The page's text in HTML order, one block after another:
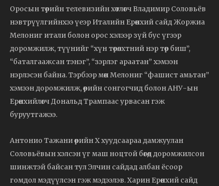
Оросын төрийн телевизийн хөтлөгч Владимир Соловьёв
нэвтрүүлгийнхээ үеэр Италийн Ерөнхий сайд Жоржиа
Мелониг итали болон орос хэлээр зүй бус үгээр
доромжилж, түүнийг “хүн төрөлхтний нэр төр биш”,
“баталгаажсан тэнэг”, “зэрлэг араатан” хэмээн
нэрлэсэн байна. Тэрбээр мөн Мелониг “фашист амьтан”
хэмээн доромжилж, өөрийн сонгогчид болон АНУ-ын
Ерөнхийлөгч Дональд Трампаас урвасан гэж
буруутгажээ.
Антонио Тажани өөрийн X хуудсаараа дамжуулан
Соловьёвын хэлсэн үг маш ноцтой бөгөөд доромжилсон
шинжтэй байсан тул Элчин сайдад албан ёсоор
гомдол мэдүүлсэн гэж мэдээлэв. Харин Ерөнхий сайд